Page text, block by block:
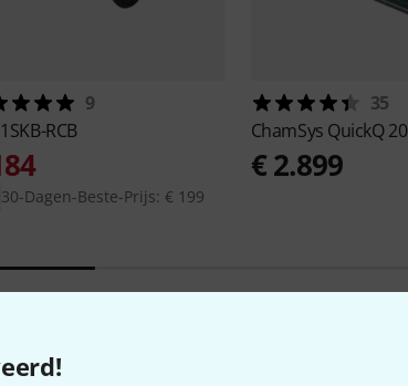
9
1SKB-RCB
30-Dagen-Beste-Prijs: € 199
35
ChamSys QuickQ 20
€ 2.899